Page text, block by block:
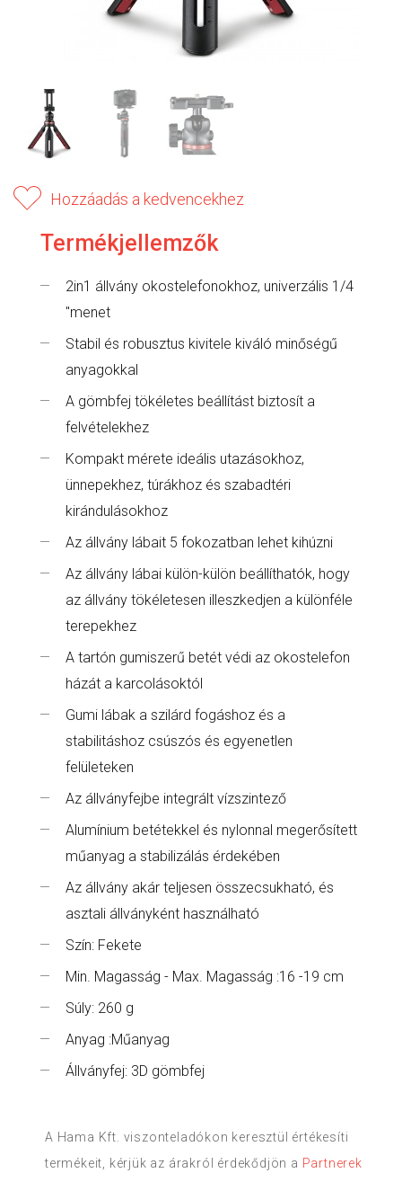
Hozzáadás a kedvencekhez
Termékjellemzők
2in1 állvány okostelefonokhoz, univerzális 1/4
"menet
Stabil és robusztus kivitele kiváló minőségű
anyagokkal
A gömbfej tökéletes beállítást biztosít a
felvételekhez
Kompakt mérete ideális utazásokhoz,
ünnepekhez, túrákhoz és szabadtéri
kirándulásokhoz
Az állvány lábait 5 fokozatban lehet kihúzni
Az állvány lábai külön-külön beállíthatók, hogy
az állvány tökéletesen illeszkedjen a különféle
terepekhez
A tartón gumiszerű betét védi az okostelefon
házát a karcolásoktól
Gumi lábak a szilárd fogáshoz és a
stabilitáshoz csúszós és egyenetlen
felületeken
Az állványfejbe integrált vízszintező
Alumínium betétekkel és nylonnal megerősített
műanyag a stabilizálás érdekében
Az állvány akár teljesen összecsukható, és
asztali állványként használható
Szín: Fekete
Min. Magasság - Max. Magasság :16 -19 cm
Súly: 260 g
Anyag :Műanyag
Állványfej: 3D gömbfej
A Hama Kft. viszonteladókon keresztül értékesíti
termékeit, kérjük az árakról érdekődjön a Partnerek